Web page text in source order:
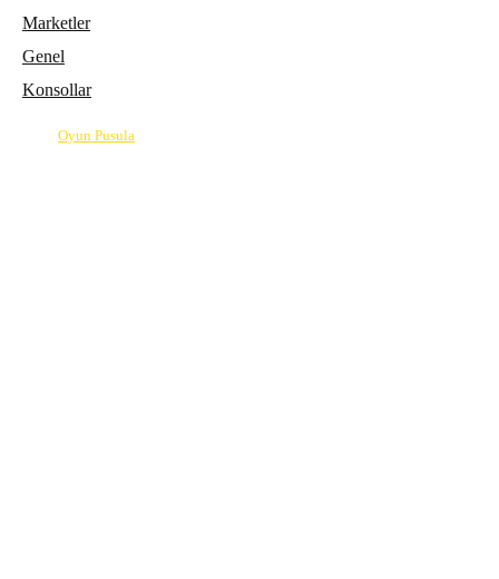
Marketler
Genel
Konsollar
Oyun Pusula